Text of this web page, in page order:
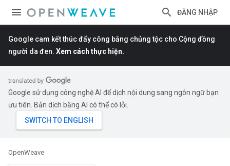
ĐĂNG NHẬP
Google cam kết thúc đẩy công bằng chủng tộc cho Cộng đồng
người da đen. Xem cách thực hiện.
Google sử dụng công nghệ AI để dịch nội dung sang ngôn ngữ bạn
ưu tiên. Bản dịch bằng AI có thể có lỗi.
OpenWeave